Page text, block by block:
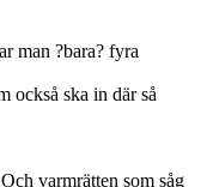
man ?bara? fyra
också ska in där så
varmrätten som såg